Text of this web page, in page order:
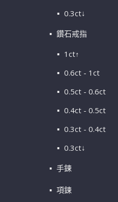
0.3ct↓
鑽石戒指
1ct↑
0.6ct - 1ct
0.5ct - 0.6ct
0.4ct - 0.5ct
0.3ct - 0.4ct
0.3ct↓
手鍊
項鍊